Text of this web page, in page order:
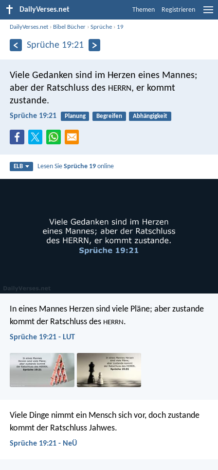
DailyVerses.net Themen Registrieren
DailyVerses.net › Bibel Bücher ›Sprüche › 19
Sprüche 19:21
Viele Gedanken sind im Herzen eines Mannes;
aber der Ratschluss des HERRN, er kommt
zustande.
Sprüche 19:21 Planung Begreifen Abhängigkeit
ELB Lesen SieSprüche 19 online
In eines Mannes Herzen sind viele Pläne; aber zustande
kommt der Ratschluss des HERRN .
Sprüche 19:21 - LUT
Viele Dinge nimmt ein Mensch sich vor, doch zustande
kommt der Ratschluss Jahwes.
Sprüche 19:21 - NeÜ